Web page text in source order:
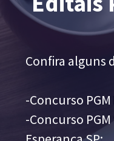
Confira alguns
-Concurso PGM
-Concurso